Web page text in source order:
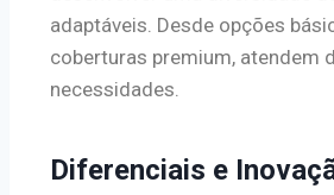
adaptáveis. Desde opções
coberturas premium, atendem
necessidades.
Diferenciais e